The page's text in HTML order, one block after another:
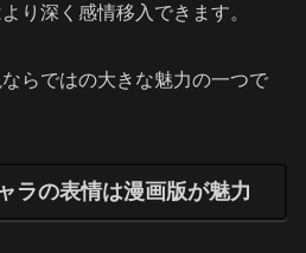
り深く感情移入できます。
らではの大きな魅力の一つで
ラの表情は漫画版が魅力